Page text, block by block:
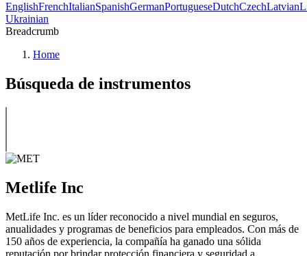
EnglishFrenchItalianSpanishGermanPortugueseDutchCzechLatvian
Ukrainian
Breadcrumb
Home
Búsqueda de instrumentos
Metlife Inc
MetLife Inc. es un líder reconocido a nivel mundial en seguros,
anualidades y programas de beneficios para empleados. Con más de
150 años de experiencia, la compañía ha ganado una sólida
reputación por brindar protección financiera y seguridad a